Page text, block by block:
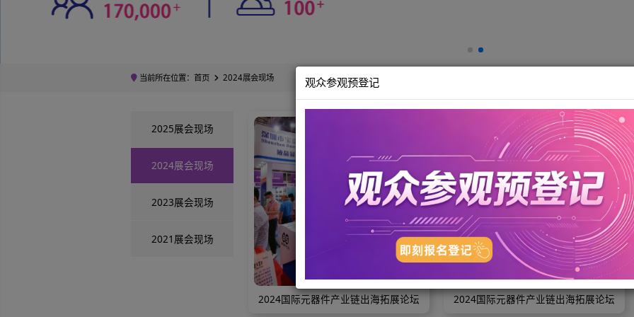
当前所在位置：首页 2024展会现场
2025展会现场
观众参观预登记